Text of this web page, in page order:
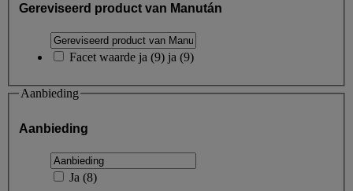
Gereviseerd product van Manután
Facet waarde ja (9) ja (9)
Aanbieding
Aanbieding
Ja (8)